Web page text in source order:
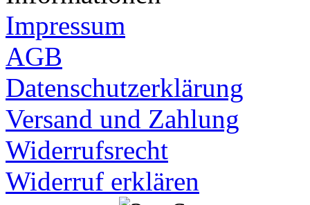
Impressum
AGB
Datenschutzerklärung
Versand und Zahlung
Widerrufsrecht
Widerruf erklären